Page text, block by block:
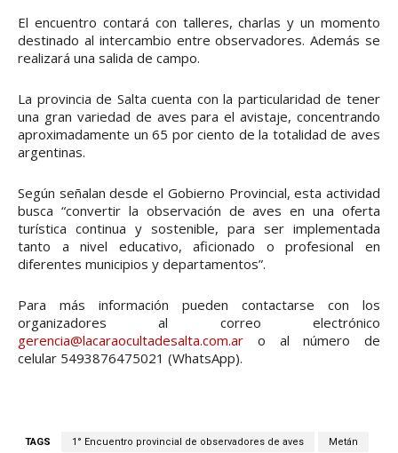
El encuentro contará con talleres, charlas y un momento
destinado al intercambio entre observadores. Además se
realizará una salida de campo.
La provincia de Salta cuenta con la particularidad de tener
una gran variedad de aves para el avistaje, concentrando
aproximadamente un 65 por ciento de la totalidad de aves
argentinas.
Según señalan desde el Gobierno Provincial, esta actividad
busca “convertir la observación de aves en una oferta
turística continua y sostenible, para ser implementada
tanto a nivel educativo, aficionado o profesional en
diferentes municipios y departamentos”.
Para más información pueden contactarse con los
organizadores al correo electrónico
gerencia@lacaraocultadesalta.com.ar o al número de
celular 5493876475021 (WhatsApp).
TAGS 1° Encuentro provincial de observadores de aves Metán